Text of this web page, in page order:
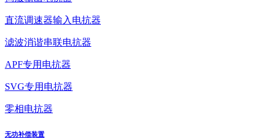
直流调速器输入电抗器
滤波消谐串联电抗器
APF专用电抗器
SVG专用电抗器
零相电抗器
无功补偿装置